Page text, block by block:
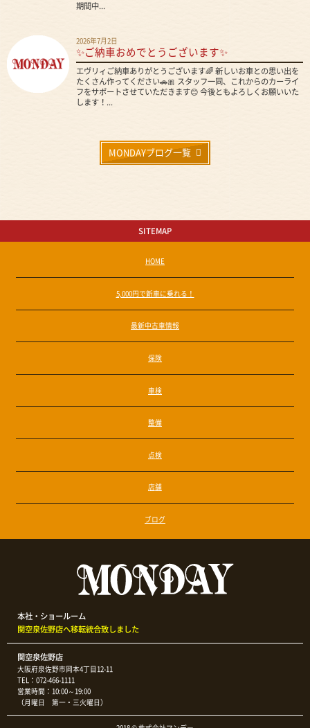
期間中...
2026年7月2日
✨ご納車おめでとうございます✨
エヴリィご納車ありがとうございます🌈 新しいお車との思い出を
たくさん作ってください🚗🎀 スタッフ一同、これからのカーライ
フをサポートさせていただきます😊 今後ともよろしくお願いいた
します！...
MONDAYブログ一覧
SITEMAP
HOME
5,000円で新車に乗れる！
最新中古車情報
保険
車検
整備
点検
店舗
ブログ
本社・ショールーム
関空泉佐野店へ移転統合致しました
関空泉佐野店
大阪府泉佐野市岡本4丁目12-11
TEL：072-466-1111
営業時間：10:00～19:00
（月曜日 第一・三火曜日）